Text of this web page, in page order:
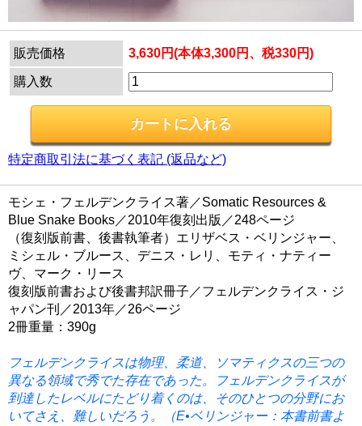
販売価格 3,630円(本体3,300円、税330円)
購入数
特定商取引法に基づく表記 (返品など)
モシェ・フェルデンクライス著／Somatic Resources &
Blue Snake Books／2010年復刻出版／248ページ
（復刻版前書、後書執筆者）エリザベス・ベリンジャー、
ミシェル・ブルース、デニス・レリ、モティ・ナティー
ヴ、マーク・リース
復刻版前書および後書邦訳冊子／フェルデンクライス・ジ
ャパン刊／2013年／26ページ
2冊重量：390g
フェルデンクライスは物理、柔道、ソマティクスの三つの
異なる領域で秀でた存在であった。フェルデンクライスが
到達したレベルにたどり着くのは、そのひとつの分野にお
いてさえ、難しいだろう。（E•ベリンジャー：本書前書よ